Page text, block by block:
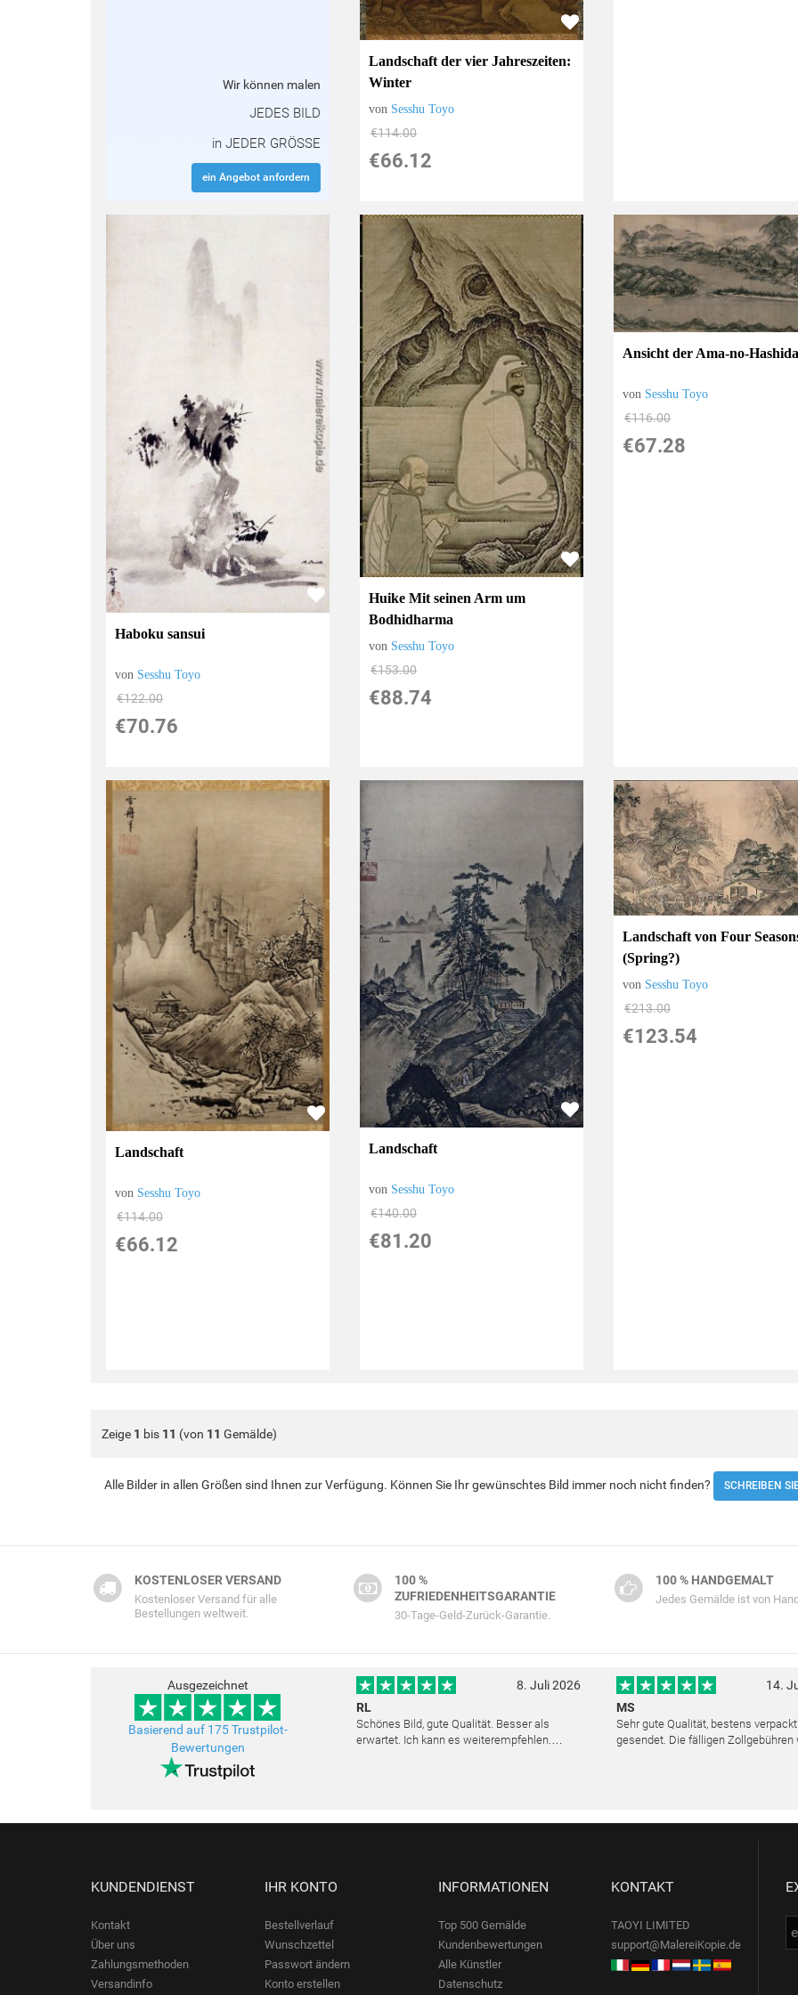
Wir können malen
JEDES BILD
in JEDER GRÖSSE
ein Angebot anfordern
Landschaft der vier Jahreszeiten:
Winter
von Sesshu Toyo
€114.00
€66.12
Haboku sansui
von Sesshu Toyo
€122.00
€70.76
Huike Mit seinen Arm um
Bodhidharma
von Sesshu Toyo
€153.00
€88.74
Ansicht der Ama-no-
von Sesshu Toyo
€116.00
€67.28
Landschaft
von Sesshu Toyo
€114.00
€66.12
Landschaft
von Sesshu Toyo
€140.00
€81.20
Landschaft von Four
(Spring?)
von Sesshu Toyo
€213.00
€123.54
Zeige 1 bis 11 (von 11 Gemälde)
Alle Bilder in allen Größen sind Ihnen zur Verfügung. Können Sie Ihr gewünschtes Bild immer noch nicht finden? SCHREIBEN
KOSTENLOSER VERSAND
Kostenloser Versand für alle
Bestellungen weltweit.
100 %
ZUFRIEDENHEITSGARANTIE
30-Tage-Geld-Zurück-Garantie.
100 % HANDGEMALT
Jedes Gemälde ist von
Ausgezeichnet
Basierend auf 175 Trustpilot-
Bewertungen
8. Juli 2026
RL
Schönes Bild, gute Qualität. Besser als
erwartet. Ich kann es weiterempfehlen.
14.
MS
Sehr gute Qualität, bestens
gesendet. Die fälligen Zollgebühren
KUNDENDIENST
Kontakt
Über uns
Zahlungsmethoden
Versandinfo
IHR KONTO
Bestellverlauf
Wunschzettel
Passwort ändern
Konto erstellen
INFORMATIONEN
Top 500 Gemälde
Kundenbewertungen
Alle Künstler
Datenschutz
KONTAKT
TAOYI LIMITED
support@MalereiKopie.de